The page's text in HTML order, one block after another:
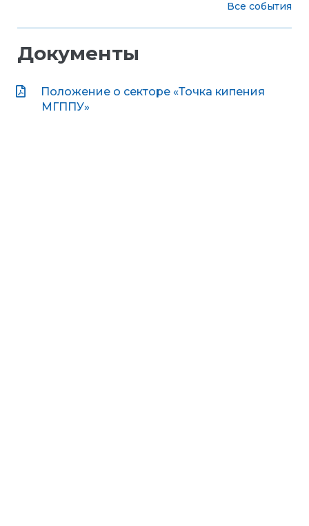
Все события
Документы
Положение о секторе «Точка кипения
МГППУ»